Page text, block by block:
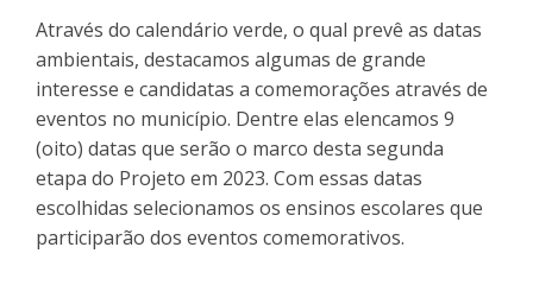
Através do calendário verde, o qual prevê as datas
ambientais, destacamos algumas de grande
interesse e candidatas a comemorações através de
eventos no município. Dentre elas elencamos 9
(oito) datas que serão o marco desta segunda
etapa do Projeto em 2023. Com essas datas
escolhidas selecionamos os ensinos escolares que
participarão dos eventos comemorativos.